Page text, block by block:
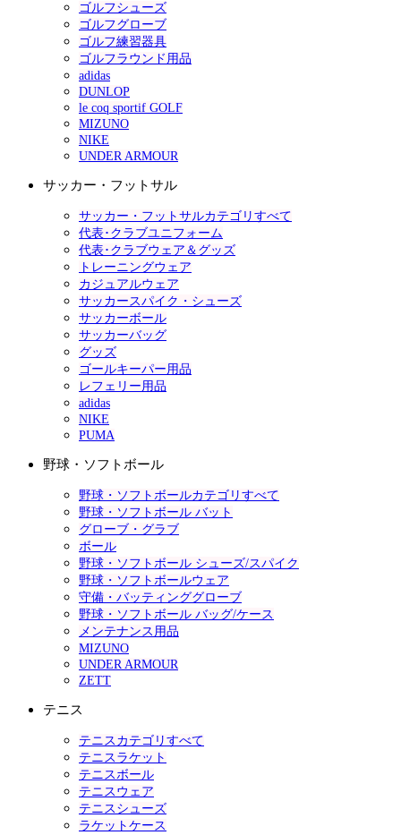
ゴルフシューズ
ゴルフグローブ
ゴルフ練習器具
ゴルフラウンド用品
adidas
DUNLOP
le coq sportif GOLF
MIZUNO
NIKE
UNDER ARMOUR
サッカー・フットサル
サッカー・フットサルカテゴリすべて
代表･クラブユニフォーム
代表･クラブウェア＆グッズ
トレーニングウェア
カジュアルウェア
サッカースパイク・シューズ
サッカーボール
サッカーバッグ
グッズ
ゴールキーパー用品
レフェリー用品
adidas
NIKE
PUMA
野球・ソフトボール
野球・ソフトボールカテゴリすべて
野球・ソフトボール バット
グローブ・グラブ
ボール
野球・ソフトボール シューズ/スパイク
野球・ソフトボールウェア
守備・バッティンググローブ
野球・ソフトボール バッグ/ケース
メンテナンス用品
MIZUNO
UNDER ARMOUR
ZETT
テニス
テニスカテゴリすべて
テニスラケット
テニスボール
テニスウェア
テニスシューズ
ラケットケース